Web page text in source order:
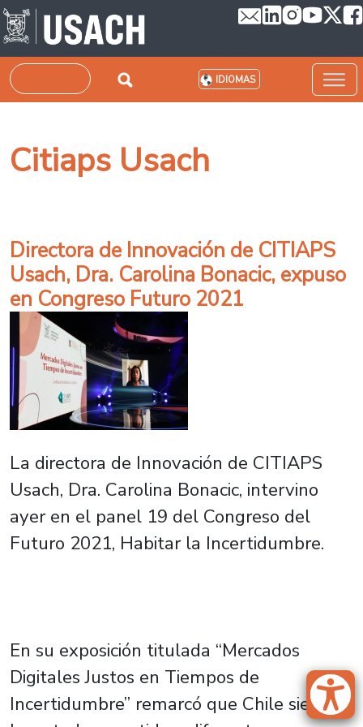
Pasar al contenido principal
Buscar IDIOMAS
Citiaps Usach
Directora de Innovación de CITIAPS
Usach, Dra. Carolina Bonacic, expuso
en Congreso Futuro 2021
La directora de Innovación de CITIAPS
Usach, Dra. Carolina Bonacic, intervino
ayer en el panel 19 del Congreso del
Futuro 2021, Habitar la Incertidumbre.
En su exposición titulada “Mercados
Digitales Justos en Tiempos de
Incertidumbre” remarcó que Chile siempre